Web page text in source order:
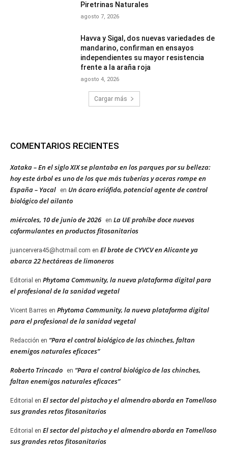
Piretrinas Naturales
agosto 7, 2026
Havva y Sigal, dos nuevas variedades de
mandarino, confirman en ensayos
independientes su mayor resistencia
frente a la araña roja
agosto 4, 2026
Cargar más
COMENTARIOS RECIENTES
Xataka – En el siglo XIX se plantaba en los parques por su belleza:
hoy este árbol es uno de los que más tuberías y aceras rompe en
España – Yacal
en Un ácaro eriófido, potencial agente de control
biológico del ailanto
miércoles, 10 de junio de 2026 en La UE prohíbe doce nuevos
coformulantes en productos fitosanitarios
juancervera45@hotmail.com en El brote de CYVCV en Alicante ya
abarca 22 hectáreas de limoneros
Editorial en Phytoma Community, la nueva plataforma digital para
el profesional de la sanidad vegetal
Vicent Barres en Phytoma Community, la nueva plataforma digital
para el profesional de la sanidad vegetal
Redacción en “Para el control biológico de las chinches, faltan
enemigos naturales eficaces”
Roberto Trincado en “Para el control biológico de las chinches,
faltan enemigos naturales eficaces”
Editorial en El sector del pistacho y el almendro aborda en Tomelloso
sus grandes retos fitosanitarios
Editorial en El sector del pistacho y el almendro aborda en Tomelloso
sus grandes retos fitosanitarios